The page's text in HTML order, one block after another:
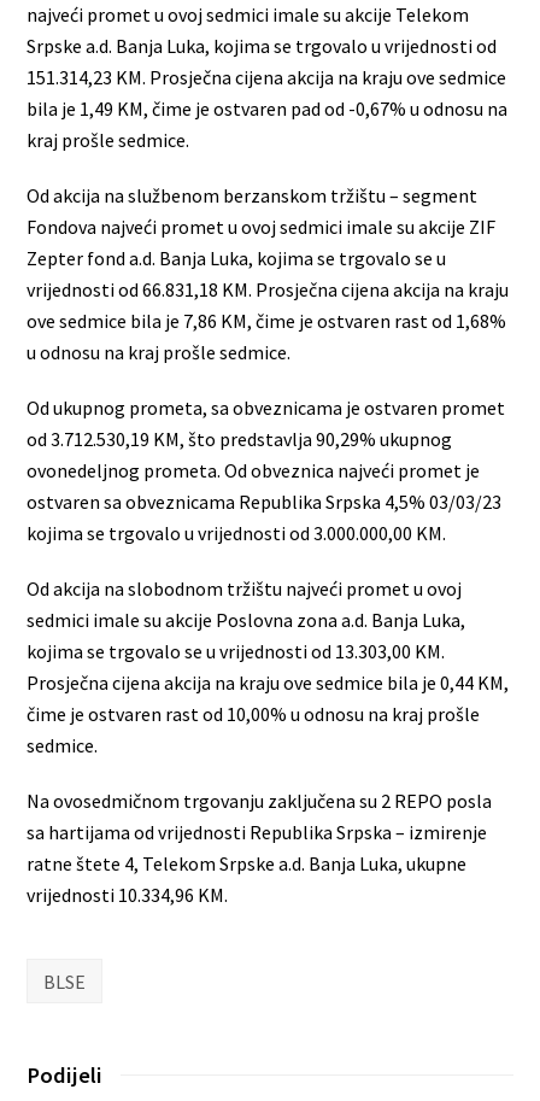
najveći promet u ovoj sedmici imale su akcije Telekom
Srpske a.d. Banja Luka, kojima se trgovalo u vrijednosti od
151.314,23 KM. Prosječna cijena akcija na kraju ove sedmice
bila je 1,49 KM, čime je ostvaren pad od -0,67% u odnosu na
kraj prošle sedmice.
Od akcija na službenom berzanskom tržištu – segment
Fondova najveći promet u ovoj sedmici imale su akcije ZIF
Zepter fond a.d. Banja Luka, kojima se trgovalo se u
vrijednosti od 66.831,18 KM. Prosječna cijena akcija na kraju
ove sedmice bila je 7,86 KM, čime je ostvaren rast od 1,68%
u odnosu na kraj prošle sedmice.
Od ukupnog prometa, sa obveznicama je ostvaren promet
od 3.712.530,19 KM, što predstavlja 90,29% ukupnog
ovonedeljnog prometa. Od obveznica najveći promet je
ostvaren sa obveznicama Republika Srpska 4,5% 03/03/23
kojima se trgovalo u vrijednosti od 3.000.000,00 KM.
Od akcija na slobodnom tržištu najveći promet u ovoj
sedmici imale su akcije Poslovna zona a.d. Banja Luka,
kojima se trgovalo se u vrijednosti od 13.303,00 KM.
Prosječna cijena akcija na kraju ove sedmice bila je 0,44 KM,
čime je ostvaren rast od 10,00% u odnosu na kraj prošle
sedmice.
Na ovosedmičnom trgovanju zaključena su 2 REPO posla
sa hartijama od vrijednosti Republika Srpska – izmirenje
ratne štete 4, Telekom Srpske a.d. Banja Luka, ukupne
vrijednosti 10.334,96 KM.
BLSE
Podijeli